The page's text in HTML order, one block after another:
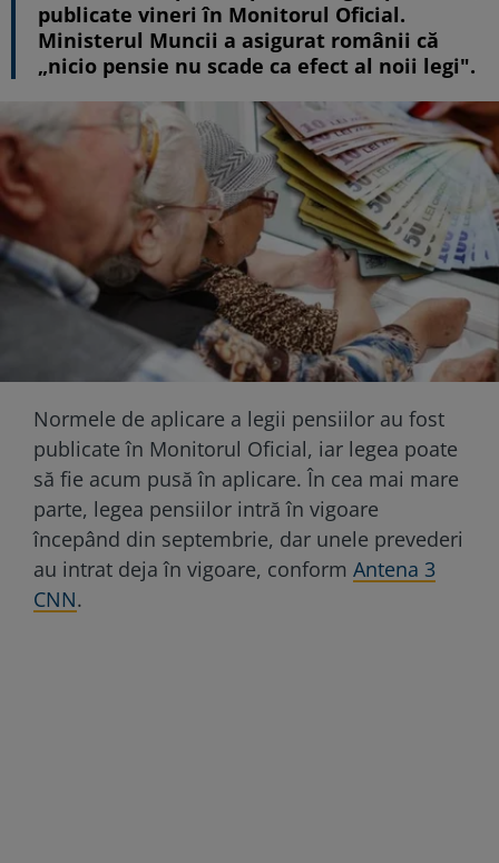
publicate vineri în Monitorul Oficial.
Ministerul Muncii a asigurat românii că
„nicio pensie nu scade ca efect al noii legi".
Normele de aplicare a legii pensiilor au fost
publicate în Monitorul Oficial, iar legea poate
să fie acum pusă în aplicare. În cea mai mare
parte, legea pensiilor intră în vigoare
începând din septembrie, dar unele prevederi
au intrat deja în vigoare, conform Antena 3
CNN.